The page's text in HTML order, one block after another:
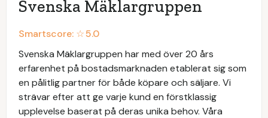
Svenska Mäklargruppen
Smartscore: ☆5.0
Svenska Mäklargruppen har med över 20 års
erfarenhet på bostadsmarknaden etablerat sig som
en pålitlig partner för både köpare och säljare. Vi
strävar efter att ge varje kund en förstklassig
upplevelse baserat på deras unika behov. Våra